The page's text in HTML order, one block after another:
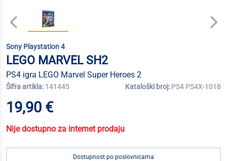
Sony Playstation 4
LEGO MARVEL SH2
PS4 igra LEGO Marvel Super Heroes 2
Šifra artikla: 141445 Kataloški broj: PS4 PS4X-1018
19,90 €
Nije dostupno za internet prodaju
Dostupnost po poslovnicama